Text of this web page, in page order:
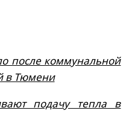
после коммунальной
в Тюмени
подачу тепла в